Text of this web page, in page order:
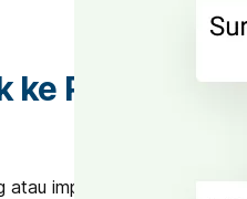
ke Pelanggan
atau implementasikan loyalty